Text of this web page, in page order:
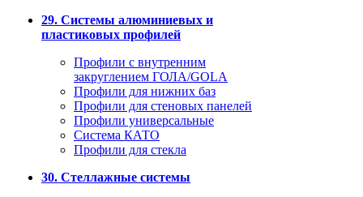
29. Системы алюминиевых и
пластиковых профилей
Профили с внутренним
закруглением ГОЛА/GOLA
Профили для нижних баз
Профили для стеновых панелей
Профили универсальные
Система КАТО
Профили для стекла
30. Стеллажные системы